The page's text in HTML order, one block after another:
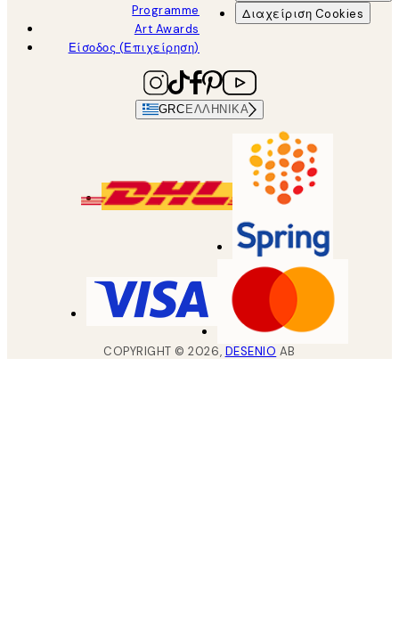
Programme
Art Awards
Είσοδος (Επιχείρηση)
Διαχείριση Cookies
GRC ΕΛΛΗΝΙΚΆ
COPYRIGHT ©2026, DESENIO AB